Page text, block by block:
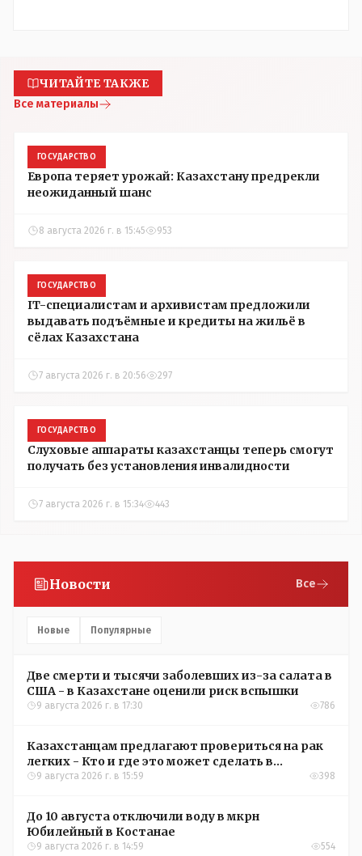
ЧИТАЙТЕ ТАКЖЕ
Все материалы
ГОСУДАРСТВО
Европа теряет урожай: Казахстану предрекли
неожиданный шанс
8 августа 2026 г. в 15:45 953
ГОСУДАРСТВО
IT-специалистам и архивистам предложили
выдавать подъёмные и кредиты на жильё в
сёлах Казахстана
7 августа 2026 г. в 20:56 297
ГОСУДАРСТВО
Слуховые аппараты казахстанцы теперь смогут
получать без установления инвалидности
7 августа 2026 г. в 15:34 443
Новости Все
Новые Популярные
Две смерти и тысячи заболевших из-за салата в
США - в Казахстане оценили риск вспышки
9 августа 2026 г. в 17:30 786
Казахстанцам предлагают провериться на рак
легких - Кто и где это может сделать в
Костанайской области
9 августа 2026 г. в 15:59 398
До 10 августа отключили воду в мкрн
Юбилейный в Костанае
9 августа 2026 г. в 14:59 554